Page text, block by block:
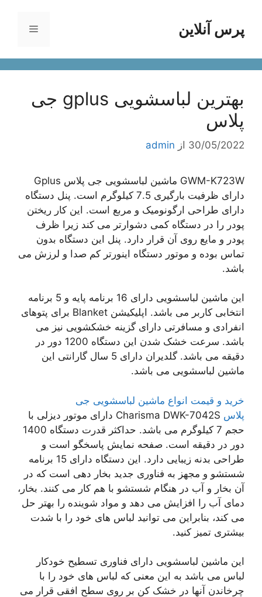
محتواپرس آنلاین فهرست
بهترین لباسشویی gplus جی
پلاس
30/05/2022 از admin
GWM-K723W ماشین لباسشویی جی پلاس Gplus
دارای ظرفیت بارگیری 7.5 کیلوگرم است. پنل دستگاه
دارای طراحی ارگونومیک و مربع است. این کار ریختن
پودر را در دستگاه کمی دشوارتر می کند زیرا ظرف
پودر و مایع روی آن قرار دارد. پنل این دستگاه بدون
تماس بوده و موتور دستگاه اینورتر کم صدا و لرزش می
باشد.
این ماشین لباسشویی دارای 16 برنامه پایه و 5 برنامه
انتخابی کاربر می باشد. اپلیکیشن Blanket برای پتوهای
انفرادی و مسافرتی دارای گزینه خشکشویی نیز می
باشد. سرعت خشک شدن این دستگاه 1200 دور در
دقیقه می باشد. گلدیران دارای 5 سال گارانتی این
ماشین لباسشویی می باشد.
خرید و قیمت انواع ماشین لباسشویی جی
پلاس
Charisma DWK-7042S دارای موتور دیزلی با
حجم 7 کیلوگرم می باشد. حداکثر قدرت دستگاه 1400
دور در دقیقه است. صفحه نمایش پاسخگو است و
طراحی بدنه زیبایی دارد. این دستگاه دارای 15 برنامه
شستشو و مجهز به فناوری جدید بخار دهی است که در
آن بخار و آب در هنگام شستشو با هم کار می کنند. بخار،
دمای آب را افزایش می دهد و مواد شوینده را بهتر حل
می کند، بنابراین می توانید لباس های خود را با شدت
بیشتری تمیز کنید.
این ماشین لباسشویی دارای فناوری تسطیح خودکار
لباس می باشد به این معنی که لباس های خود را با
چرخاندن آنها در خشک کن بر روی سطح افقی قرار می